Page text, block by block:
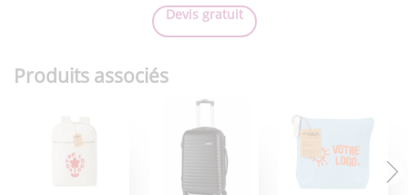
Devis gratuit
Produits associés